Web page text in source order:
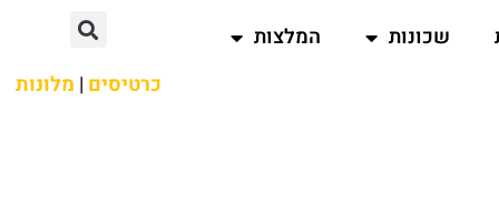
שכונות
המלצות
כרטיסים | מלונות